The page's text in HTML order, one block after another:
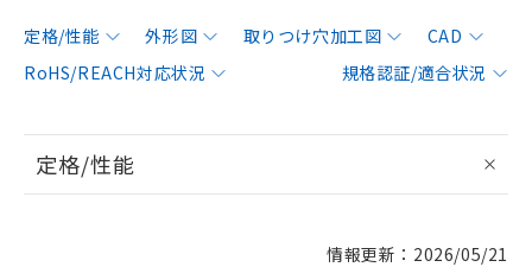
定格/性能 外形図 取りつけ穴加工図
CAD
RoHS/REACH対応状況
規格認証/適合状況
定格/性能
情報更新：2026/05/21